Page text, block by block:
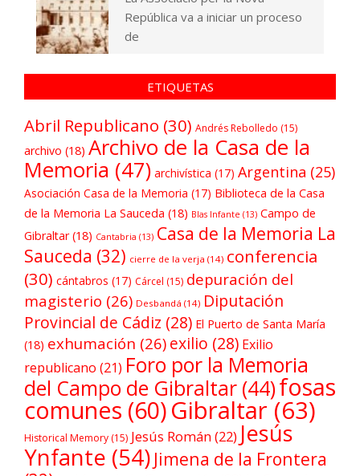
República va a iniciar un proceso
de
ETIQUETAS
Abril Republicano (30) Andrés Rebolledo (15)
archivo (18) Archivo de la Casa de la
Memoria (47) archivística (17) Argentina (25)
Asociación Casa de la Memoria (17) Biblioteca de la Casa
de la Memoria La Sauceda (18) Blas Infante (13) Campo de
Gibraltar(18) Cantabria (13) Casa de la Memoria La
Sauceda (32) cierre de la verja (14) conferencia
(30) cántabros (17) Cárcel (15) depuración del
magisterio (26) Desbandá (14) Diputación
Provincial de Cádiz (28) El Puerto de Santa María
(18) exhumación (26) exilio (28) Exilio
republicano (21) Foro por la Memoria
del Campo de Gibraltar (44)fosas
comunes (60)Gibraltar(63)
Historical Memory (15) Jesús Román(22) Jesús
Ynfante (54) Jimena de la Frontera